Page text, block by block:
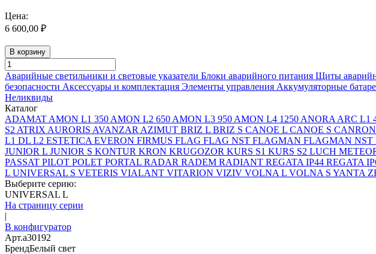
Цена:
6 600,00 ₽
В корзину
Аварийные светильники и световые указатели Блоки аварийного питания Щиты
безопасности Аксессуары и комплектация Элементы управления Аккумуляторные
Неликвиды
Каталог
ADAMAT AMON L1 350 AMON L2 650 AMON L3 950 AMON L4 1250 ANORA ARC L1
S2 ATRIX AURORIS AVANZAR AZIMUT BRIZ L BRIZ S CANOE L CANOE S CANRON
L1 DL L2 ESTETICA EVERON FIRMUS FLAG FLAG NST FLAGMAN FLAGMAN NST
JUNIOR L JUNIOR S KONTUR KRON KRUGOZOR KURS S1 KURS S2 LUCH
PASSAT PILOT POLET PORTAL RADAR RADEM RADIANT REGATA IP44 REGATA
L UNIVERSAL S VETERIS VIALANT VITARION VIZIV VOLNA L VOLNA S YANTA
Выберите серию:
UNIVERSAL L
На страницу серии
|
В конфигуратор
Арт.a30192
БрендБелый свет